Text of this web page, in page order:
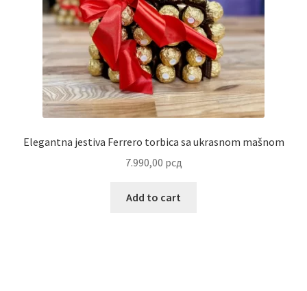
Elegantna jestiva Ferrero torbica sa ukrasnom mašnom
7.990,00 рсд
Add to cart